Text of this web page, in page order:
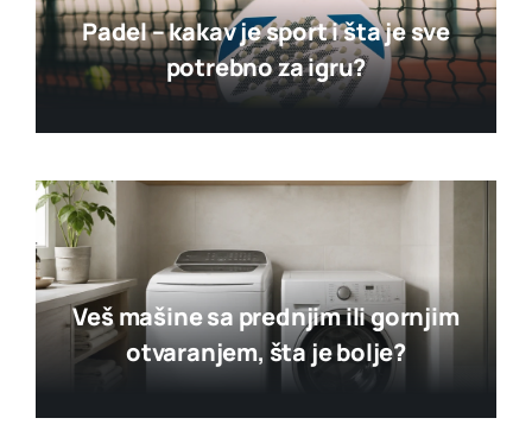
Padel – kakav je sport i šta je sve
potrebno za igru?
Veš mašine sa prednjim ili gornjim
otvaranjem, šta je bolje?